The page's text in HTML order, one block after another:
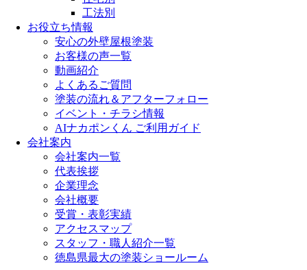
工法別
お役立ち情報
安心の外壁屋根塗装
お客様の声一覧
動画紹介
よくあるご質問
塗装の流れ＆アフターフォロー
イベント・チラシ情報
AIナカポンくん ご利用ガイド
会社案内
会社案内一覧
代表挨拶
企業理念
会社概要
受賞・表彰実績
アクセスマップ
スタッフ・職人紹介一覧
徳島県最大の塗装ショールーム